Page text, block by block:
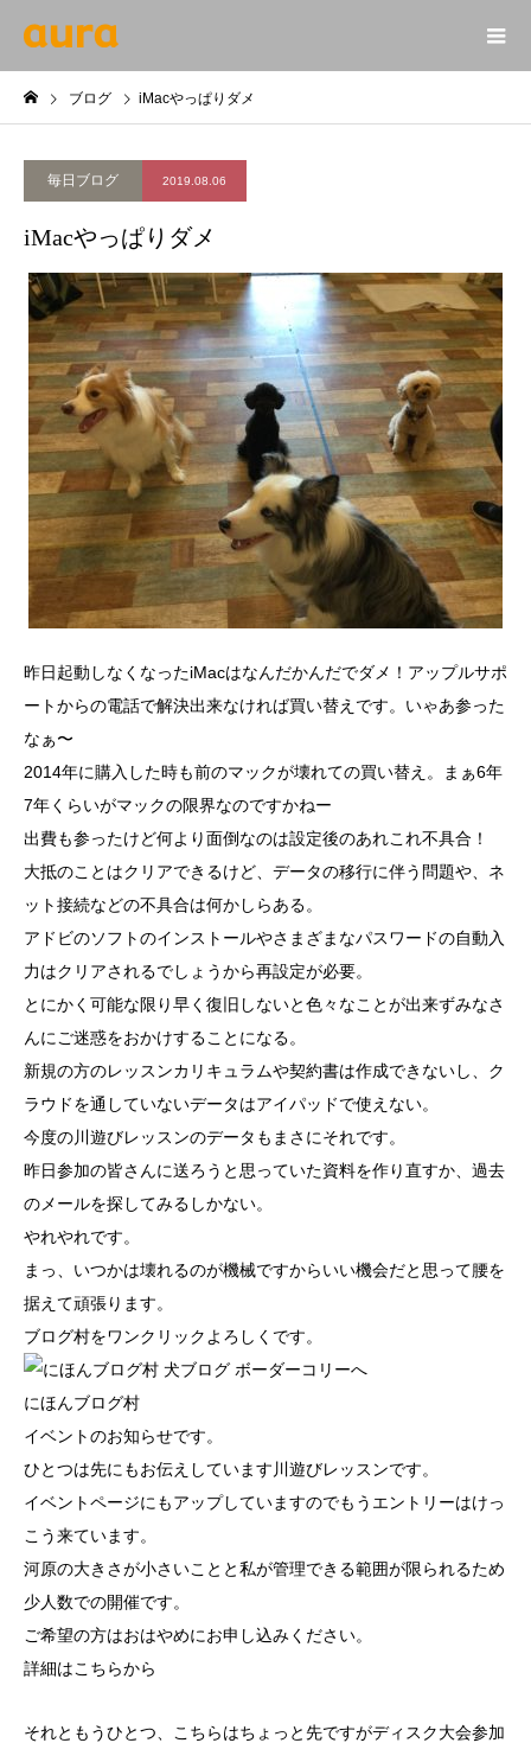
ブログ iMacやっぱりダメ
毎日ブログ 2019.08.06
iMacやっぱりダメ
昨日起動しなくなったiMacはなんだかんだでダメ！アップルサポ
ートからの電話で解決出来なければ買い替えです。いゃあ参った
なぁ〜
2014年に購入した時も前のマックが壊れての買い替え。まぁ6年
7年くらいがマックの限界なのですかねー
出費も参ったけど何より面倒なのは設定後のあれこれ不具合！
大抵のことはクリアできるけど、データの移行に伴う問題や、ネ
ット接続などの不具合は何かしらある。
アドビのソフトのインストールやさまざまなパスワードの自動入
力はクリアされるでしょうから再設定が必要。
とにかく可能な限り早く復旧しないと色々なことが出来ずみなさ
んにご迷惑をおかけすることになる。
新規の方のレッスンカリキュラムや契約書は作成できないし、ク
ラウドを通していないデータはアイパッドで使えない。
今度の川遊びレッスンのデータもまさにそれです。
昨日参加の皆さんに送ろうと思っていた資料を作り直すか、過去
のメールを探してみるしかない。
やれやれです。
まっ、いつかは壊れるのが機械ですからいい機会だと思って腰を
据えて頑張ります。
ブログ村をワンクリックよろしくです。
にほんブログ村
イベントのお知らせです。
ひとつは先にもお伝えしています川遊びレッスンです。
イベントページにもアップしていますのでもうエントリーはけっ
こう来ています。
河原の大きさが小さいことと私が管理できる範囲が限られるため
少人数での開催です。
ご希望の方はおはやめにお申し込みください。
詳細はこちらから
それともうひとつ、こちらはちょっと先ですがディスク大会参加